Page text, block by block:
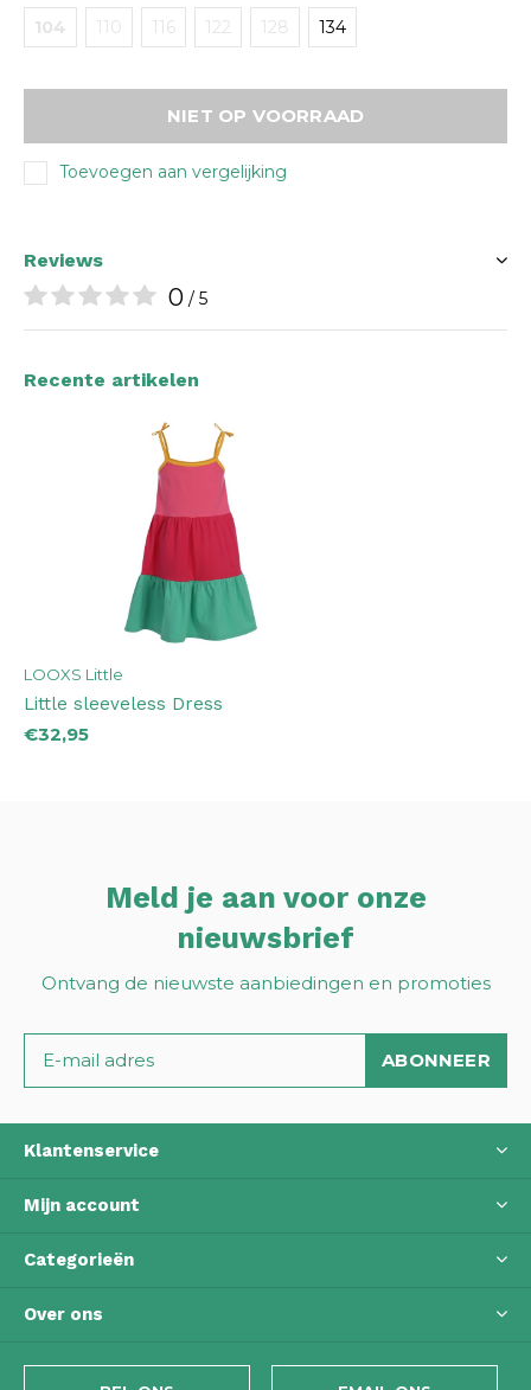
104 110 116 122 128 134
NIET OP VOORRAAD
Toevoegen aan vergelijking
Reviews
0 / 5
Recente artikelen
LOOXS Little
Little sleeveless Dress
€32,95
Meld je aan voor onze
nieuwsbrief
Ontvang de nieuwste aanbiedingen en promoties
ABONNEER
Klantenservice
Mijn account
Categorieën
Over ons